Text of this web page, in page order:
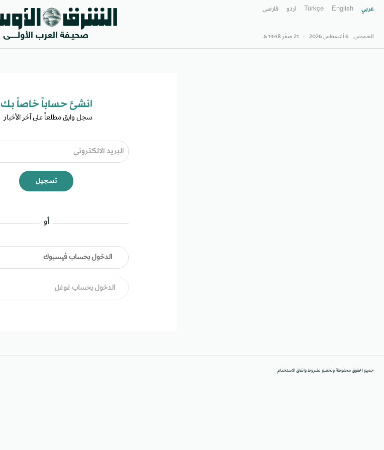
عربي English
Türkçe اردو فارسى
الخميس, 6 أغسطس 2026 - 21 صفَر 1448 هـ
انشئ حساباً خاصاً بك​
سجل وابق مطلعاً على آخر الأخبار ​
تسجيل
أو
الدخول بحساب فيسبوك
الدخول بحساب غوغل
جميع الحقوق محفوظة وتخضع لشروط واتفاق الاستخدام